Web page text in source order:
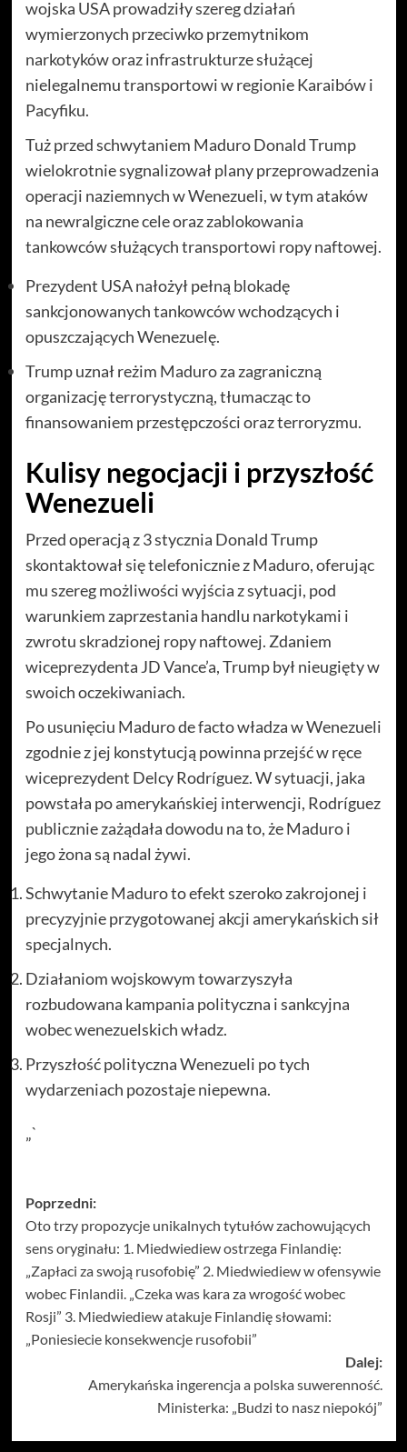
wojska USA prowadziły szereg działań
wymierzonych przeciwko przemytnikom
narkotyków oraz infrastrukturze służącej
nielegalnemu transportowi w regionie Karaibów i
Pacyfiku.
Tuż przed schwytaniem Maduro Donald Trump
wielokrotnie sygnalizował plany przeprowadzenia
operacji naziemnych w Wenezueli, w tym ataków
na newralgiczne cele oraz zablokowania
tankowców służących transportowi ropy naftowej.
Prezydent USA nałożył pełną blokadę
sankcjonowanych tankowców wchodzących i
opuszczających Wenezuelę.
Trump uznał reżim Maduro za zagraniczną
organizację terrorystyczną, tłumacząc to
finansowaniem przestępczości oraz terroryzmu.
Kulisy negocjacji i przyszłość
Wenezueli
Przed operacją z 3 stycznia Donald Trump
skontaktował się telefonicznie z Maduro, oferując
mu szereg możliwości wyjścia z sytuacji, pod
warunkiem zaprzestania handlu narkotykami i
zwrotu skradzionej ropy naftowej. Zdaniem
wiceprezydenta JD Vance’a, Trump był nieugięty w
swoich oczekiwaniach.
Po usunięciu Maduro de facto władza w Wenezueli
zgodnie z jej konstytucją powinna przejść w ręce
wiceprezydent Delcy Rodríguez. W sytuacji, jaka
powstała po amerykańskiej interwencji, Rodríguez
publicznie zażądała dowodu na to, że Maduro i
jego żona są nadal żywi.
Schwytanie Maduro to efekt szeroko zakrojonej i
precyzyjnie przygotowanej akcji amerykańskich sił
specjalnych.
Działaniom wojskowym towarzyszyła
rozbudowana kampania polityczna i sankcyjna
wobec wenezuelskich władz.
Przyszłość polityczna Wenezueli po tych
wydarzeniach pozostaje niepewna.
„`
Zobacz
wpisy
Poprzedni:
Oto trzy propozycje unikalnych tytułów zachowujących
sens oryginału: 1. Miedwiediew ostrzega Finlandię:
„Zapłaci za swoją rusofobię” 2. Miedwiediew w ofensywie
wobec Finlandii. „Czeka was kara za wrogość wobec
Rosji” 3. Miedwiediew atakuje Finlandię słowami:
„Poniesiecie konsekwencje rusofobii”
Dalej:
Amerykańska ingerencja a polska suwerenność.
Ministerka: „Budzi to nasz niepokój”